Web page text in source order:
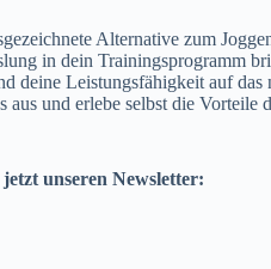
Alternative zum
in dein Trainingsprogramm
deine Leistungsfähigkeit auf das
und erlebe selbst die Vorteile
unseren Newsletter: